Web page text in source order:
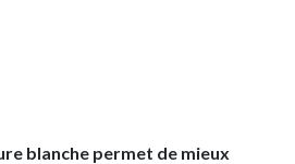
blanche permet de mieux